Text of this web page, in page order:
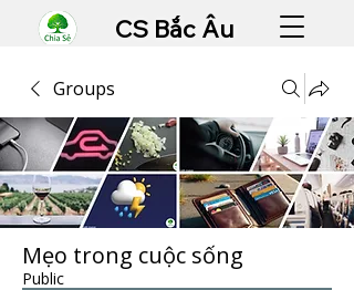
CS Bắc Âu
Groups
Mẹo trong cuộc sống
Public